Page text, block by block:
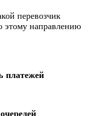
перевозчик
этому направлению
платежей